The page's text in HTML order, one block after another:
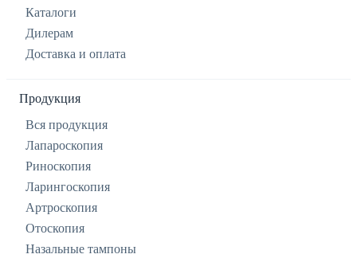
Каталоги
Дилерам
Доставка и оплата
Продукция
Вся продукция
Лапароскопия
Риноскопия
Ларингоскопия
Артроскопия
Отоскопия
Назальные тампоны